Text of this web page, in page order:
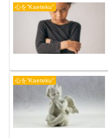
心を”Kaeteku"
心を”Kaeteku"